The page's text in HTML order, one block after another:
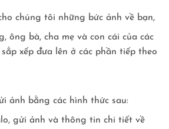
chúng tôi những bức ảnh về bạn,
ông bà, cha mẹ và con cái của các
xếp đưa lên ở các phần tiếp theo
ảnh bằng các hình thức sau:
gửi ảnh và thông tin chi tiết về